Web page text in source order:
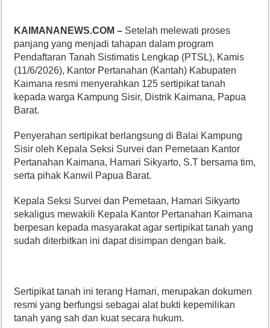
KAIMANANEWS.COM – Setelah melewati proses
panjang yang menjadi tahapan dalam program
Pendaftaran Tanah Sistimatis Lengkap (PTSL), Kamis
(11/6/2026), Kantor Pertanahan (Kantah) Kabupaten
Kaimana resmi menyerahkan 125 sertipikat tanah
kepada warga Kampung Sisir, Distrik Kaimana, Papua
Barat.
Penyerahan sertipikat berlangsung di Balai Kampung
Sisir oleh Kepala Seksi Survei dan Pemetaan Kantor
Pertanahan Kaimana, Hamari Sikyarto, S.T bersama tim,
serta pihak Kanwil Papua Barat.
Kepala Seksi Survei dan Pemetaan, Hamari Sikyarto
sekaligus mewakili Kepala Kantor Pertanahan Kaimana
berpesan kepada masyarakat agar sertipikat tanah yang
sudah diterbitkan ini dapat disimpan dengan baik.
Sertipikat tanah ini terang Hamari, merupakan dokumen
resmi yang berfungsi sebagai alat bukti kepemilikan
tanah yang sah dan kuat secara hukum.